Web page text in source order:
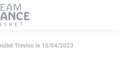
Treviso le 15/04/2023